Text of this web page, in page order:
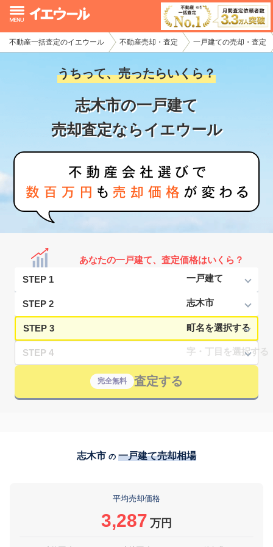
不動産一括査定のイエウール 不動産売却・査定 一戸建ての売却・査定
うちって、売ったらいくら？
志木市の一戸建て
売却査定ならイエウール
あなたの一戸建て、査定価格はいくら？
STEP 1
STEP 2
STEP 3
STEP 4
完全無料 査定する
志木市 の 一戸建て売却相場
平均売却価格
3,287 万円
イエウール加盟希望の不動産会社様
初めての方へ
不動産売却の流れ
不動産の売却・一括査定
家査定シミュレーター
お問い合わせ